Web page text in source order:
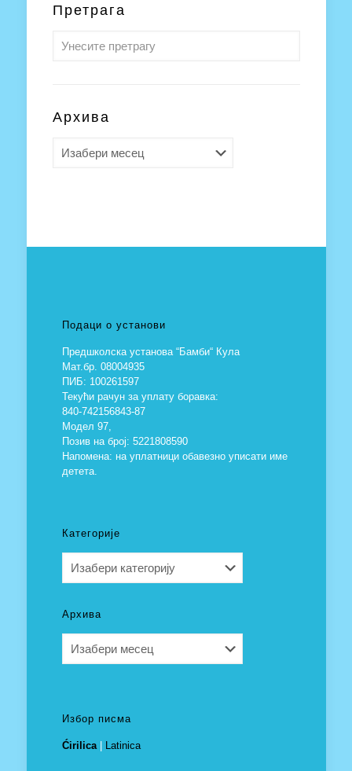
Претрага
Архива
Подаци о установи
Предшколска установа “Бамби“ Кула
Мат.бр. 08004935
ПИБ: 100261597
Текући рачун за уплату боравка:
840-742156843-87
Модел 97,
Позив на број: 5221808590
Напомена: на уплатници обавезно уписати име
детета.
Категорије
Архива
Избор писма
Ćirilica| Latinica